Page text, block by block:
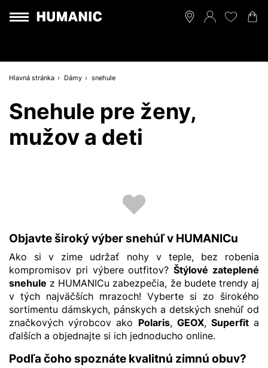
Hlavná stránka Dámy snehule
Snehule pre ženy,
mužov a deti
Objavte široký výber snehúľ v HUMANICu
Ako si v zime udržať nohy v teple, bez robenia
kompromisov pri výbere outfitov?Štýlové zateplené
snehule z HUMANICu zabezpečia, že budete trendy aj
v tých najväčších mrazoch! Vyberte si zo širokého
sortimentu dámskych, pánskych a detských snehúľ od
značkových výrobcov ako Polaris, GEOX, Superfita
ďalších a objednajte si ich jednoducho online.
Podľa čoho spoznáte kvalitnú zimnú obuv?